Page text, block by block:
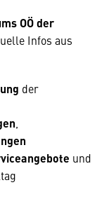
OÖ der
Infos aus
der
und